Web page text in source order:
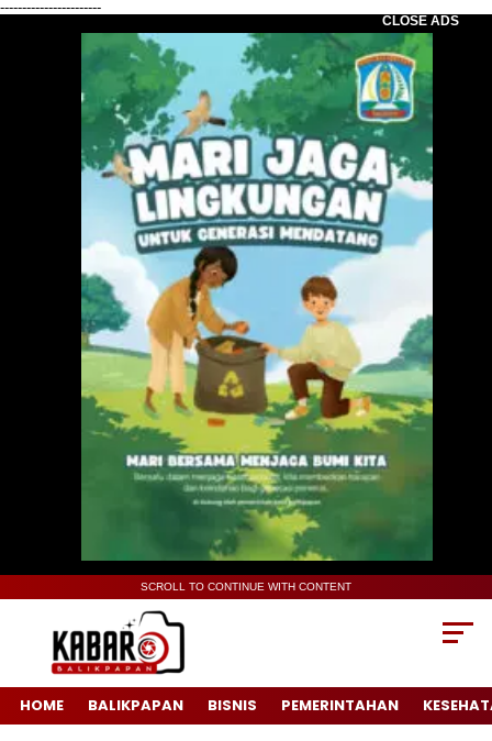
-----------------------
CLOSE ADS
SCROLL TO CONTINUE WITH CONTENT
HOME BALIKPAPAN BISNIS PEMERINTAHAN